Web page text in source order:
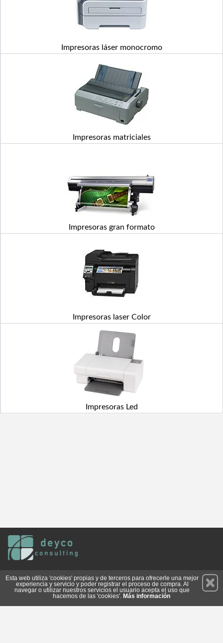
Impresoras láser monocromo
Impresoras matriciales
Impresoras gran formato
Impresoras laser Color
Impresoras Led
Suscríbete
Esta web utiliza 'cookies' propias y de terceros para ofrecerle una mejor
experiencia y servicio y poder registrar el proceso de compra. Al
navegar o utilizar nuestros servicios el usuario acepta el uso que
hacemos de las 'cookies'. Más información